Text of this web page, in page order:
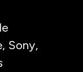
Sony,